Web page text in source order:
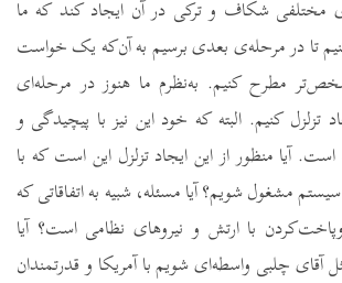
مختلفی شکاف و ترکی در آن ایجاد کند که ما
کنیم تا در مرحله‌ی بعدی برسیم به آن‌که یک خواست
مطرح کنیم. به‌نظرم ما هنوز در مرحله‌ای
تزلزل کنیم. البته که خود این نیز با پیچیدگی و
آیا منظور از این ایجاد تزلزل این است که با
مشغول شویم؟ آیا مسئله، شبیه به اتفاقاتی که
با ارتش و نیروهای نظامی است؟ آیا
چلبی واسطه‌ای شویم با آمریکا و قدرتمندان